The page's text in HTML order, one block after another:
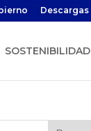
Descargas
SOSTENIBILIDAD